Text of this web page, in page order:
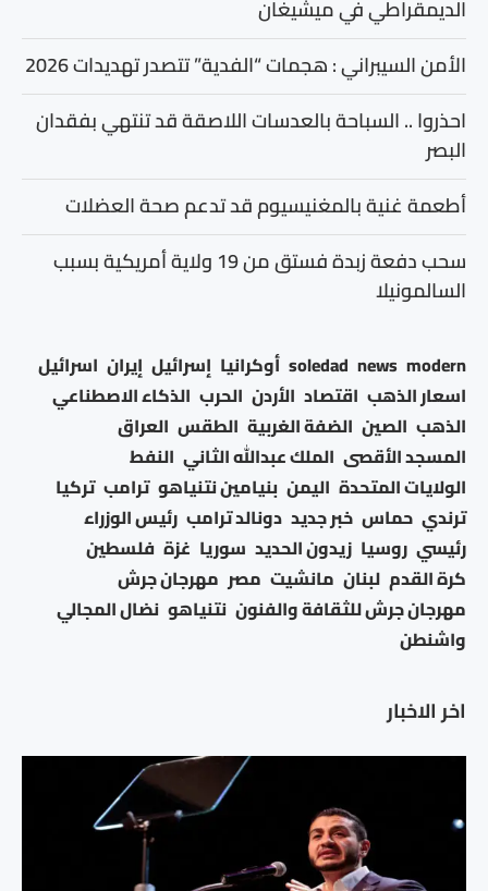
اخر الاخبار
الديمقراطي في ميشيغان
الأمن السيبراني : هجمات “الفدية” تتصدر تهديدات 2026
احذروا .. السباحة بالعدسات اللاصقة قد تنتهي بفقدان
البصر
أطعمة غنية بالمغنيسيوم قد تدعم صحة العضلات
سحب دفعة زبدة فستق من 19 ولاية أمريكية بسبب
السالمونيلا
modern
news
soledad أوكرانيا إسرائيل إيران اسرائيل
اسعار الذهب اقتصاد الأردن الحرب الذكاء الاصطناعي
الذهب الصين الضفة الغربية الطقس العراق
المسجد الأقصى الملك عبدالله الثاني النفط
الولايات المتحدة اليمن بنيامين نتنياهو ترامب تركيا
ترندي حماس خبر جديد دونالد ترامب رئيس الوزراء
رئيسي روسيا زيدون الحديد سوريا غزة فلسطين
كرة القدم لبنان مانشيت مصر مهرجان جرش
مهرجان جرش للثقافة والفنون نتنياهو نضال المجالي
واشنطن